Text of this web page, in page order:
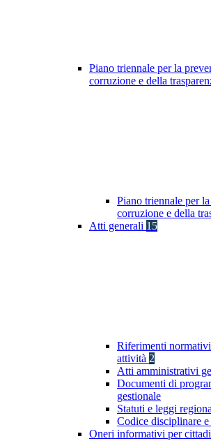
Piano triennale per la
corruzione e della
Piano triennale per
corruzione e della
Atti generali 15
Riferimenti
attività 2
Atti amministrativi
Documenti di
gestionale
Statuti e leggi
Codice disciplinare
Oneri informativi per